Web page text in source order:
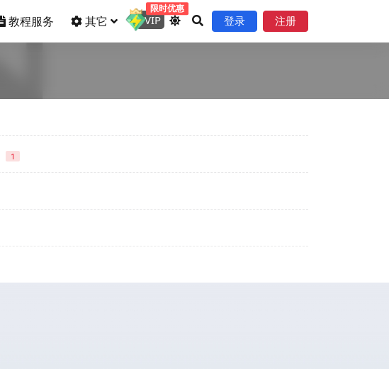
教程服务 其它 VIP
限时优惠
登录 注册
1